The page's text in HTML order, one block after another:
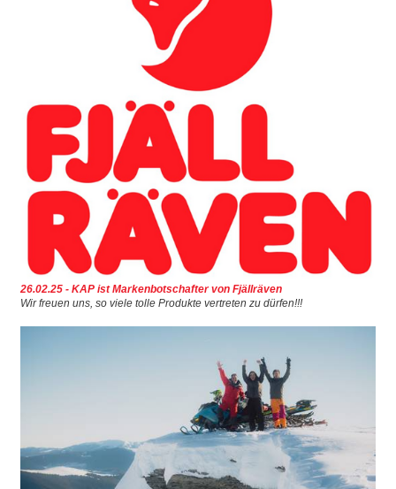
Wasserspaß
AKTUELLES
FEEDBACK
UNSERE PARTNER
REFERENZEN
LANDKARTE REFERENZEN
▼
▼
26.02.25 - KAP ist Markenbotschafter von Fjällräven
Wir freuen uns, so viele tolle Produkte vertreten zu dürfen!!!